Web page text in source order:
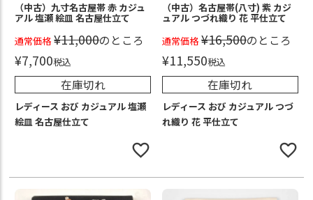
（中古）九寸名古屋帯 赤 カジュ
アル 塩瀬 絵皿 名古屋仕立て
通常価格 ¥11,000のところ
¥7,700税込
在庫切れ
レディース おび カジュアル 塩瀬
絵皿 名古屋仕立て
（中古）名古屋帯(八寸) 紫 カジ
ュアル つづれ織り 花 平仕立て
通常価格 ¥16,500のところ
¥11,550税込
在庫切れ
レディース おび カジュアル つづ
れ織り 花 平仕立て